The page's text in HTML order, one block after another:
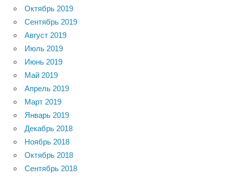
Октябрь 2019
Сентябрь 2019
Август 2019
Июль 2019
Июнь 2019
Май 2019
Апрель 2019
Март 2019
Январь 2019
Декабрь 2018
Ноябрь 2018
Октябрь 2018
Сентябрь 2018